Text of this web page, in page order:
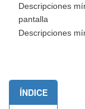
Descripciones
pantalla
Descripciones
ÍNDICE